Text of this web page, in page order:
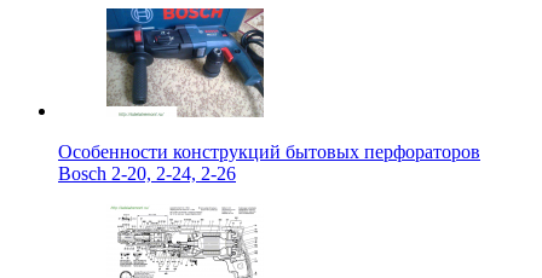
Особенности конструкций бытовых перфораторов
Bosch 2-20, 2-24, 2-26